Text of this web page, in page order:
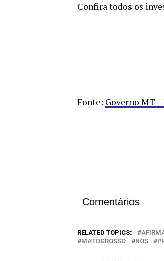
Confira todos os
Fonte: Governo MT
Comentários
RELATED TOPICS:
MATOGROSSO
NOS